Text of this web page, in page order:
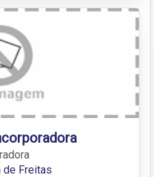
de Freitas